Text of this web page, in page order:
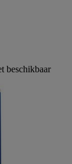
beschikbaar